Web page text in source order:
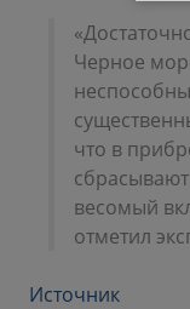
Черное
что в
весомый
отметил
Источник